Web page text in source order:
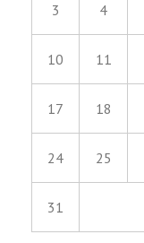
3 4
10 11
17 18
24 25
31